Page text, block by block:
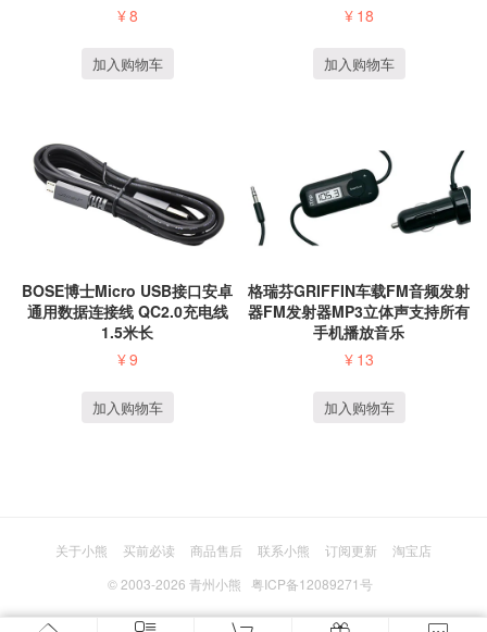
¥8
加入购物车
¥ 18
加入购物车
BOSE博士Micro USB接口安卓
通用数据连接线 QC2.0充电线
1.5米长
¥9
加入购物车
格瑞芬GRIFFIN车载FM音频发射
器FM发射器MP3立体声支持所有
手机播放音乐
¥ 13
加入购物车
关于小熊 买前必读 商品售后 联系小熊 订阅更新
淘宝店
© 2003-2026 青州小熊 粤ICP备12089271号